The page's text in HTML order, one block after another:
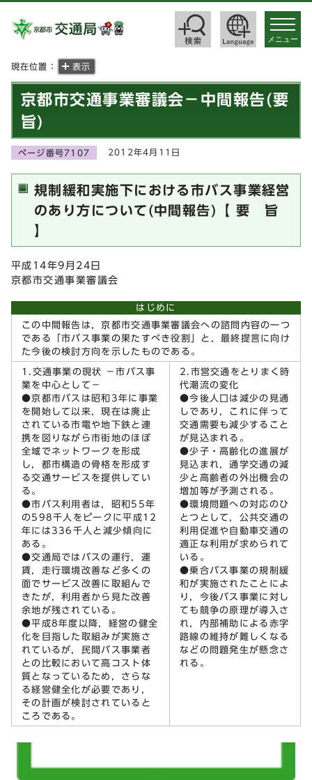
toggle
メニュー
現在位置： 表示
京都市交通事業審議会－中間報告(要
旨)
ページ番号7107 2012年4月11日
規制緩和実施下における市バス事業経営
のあり方について(中間報告)【 要 旨
】
平成14年9月24日
京都市交通事業審議会
はじめに
この中間報告は，京都市交通事業審議会への諮問内容の一つ
である「市バス事業の果たすべき役割」と，最終提言に向け
た今後の検討方向を示したものである。
1.交通事業の現状 －市バス事
業を中心として－
●京都市バスは昭和3年に事業
を開始して以来，現在は廃止
されている市電や地下鉄と連
携を図りながら市街地のほぼ
全域でネットワークを形成
し，都市構造の骨格を形成す
る交通サービスを提供してい
る。
●市バス利用者は，昭和55年
の598千人をピークに平成12
年には336千人と減少傾向に
ある。
●交通局ではバスの運行，運
賃，走行環境改善など多くの
面でサービス改善に取組んで
きたが，利用者から見た改善
余地が残されている。
●平成8年度以降，経営の健全
化を目指した取組みが実施さ
れているが，民間バス事業者
との比較において高コスト体
質となっているため，さらな
る経営健全化が必要であり，
その計画が検討されていると
ころである。
2.市営交通をとりまく時
代潮流の変化
●今後人口は減少の見通
しであり，これに伴って
交通需要も減少すること
が見込まれる。
●少子・高齢化の進展が
見込まれ，通学交通の減
少と高齢者の外出機会の
増加等が予測される。
●環境問題への対応のひ
とつとして，公共交通の
利用促進や自動車交通の
適正な利用が求められて
いる。
●乗合バス事業の規制緩
和が実施されたことによ
り，今後バス事業に対し
ても競争の原理が導入さ
れ，内部補助による赤字
路線の維持が難しくなる
などの問題発生が懸念さ
れる。